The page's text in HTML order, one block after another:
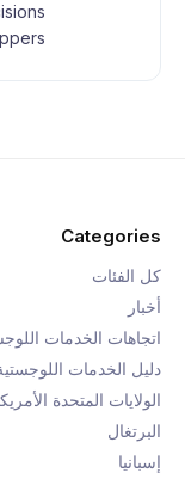
Categories
كل الفئات
أخبار
اتجاهات الخدمات
دليل الخدمات
الولايات المتحدة
البرتغال
إسبانيا